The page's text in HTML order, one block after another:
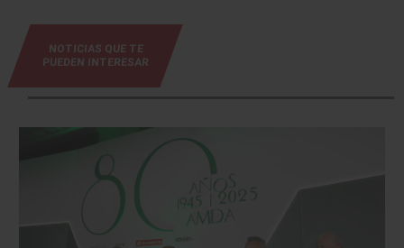
NOTICIAS QUE TE
PUEDEN INTERESAR